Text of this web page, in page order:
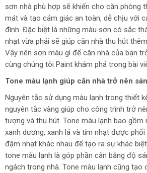
sơn nhà phù hợp sẽ khiến cho căn phòng
mát và tạo cảm giác an toàn, dễ chịu với
đình. Đặc biệt là những màu sơn có sắc
nhạt vừa phải sẽ giúp căn nhà thu hút
Vậy nên sơn màu gì để căn nhà của bạn
cùng chúng tôi Paint khám phá trong bài
Tone màu lạnh giúp căn nhà trở nên
Nguyên tắc sử dụng màu lạnh trong thiết
nguyên tắc vàng giúp cho công trình trở
tượng và thu hút. Tone màu lạnh bao gồm
xanh dương, xanh lá và tím nhạt được
đậm nhạt khác nhau để tạo ra sự khác
tone màu lạnh là góp phần cân bằng độ
ngách trong nhà. Tone màu lạnh cũng tạo